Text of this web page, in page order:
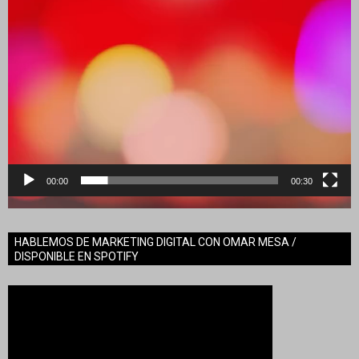
00:00 00:30
HABLEMOS DE MARKETING DIGITAL CON OMAR MESA /
DISPONIBLE EN SPOTIFY